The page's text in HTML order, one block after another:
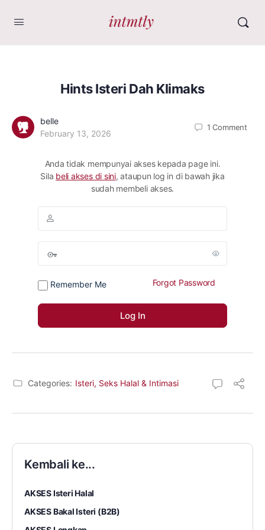
Hints Isteri Dah Klimaks
belle
February 13, 2026
1Comment
Anda tidak mempunyai akses kepada page ini.
Sila beli akses di sini, ataupun log in di bawah jika
sudah membeli akses.
Remember Me Forgot Password
Categories: Isteri, Seks Halal & Intimasi
Kembali ke...
AKSES Isteri Halal
AKSES Bakal Isteri (B2B)